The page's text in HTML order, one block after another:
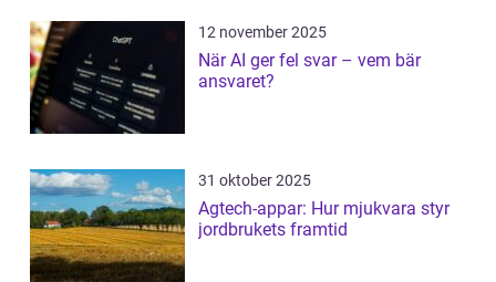
12 november 2025
När AI ger fel svar – vem bär
ansvaret?
31 oktober 2025
Agtech-appar: Hur mjukvara styr
jordbrukets framtid